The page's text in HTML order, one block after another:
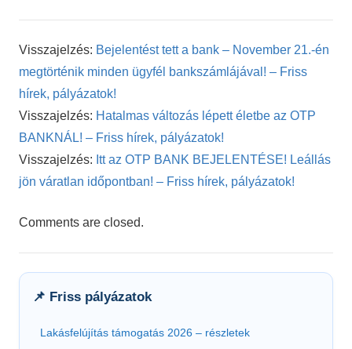
Visszajelzés: Bejelentést tett a bank – November 21.-én
megtörténik minden ügyfél bankszámlájával! – Friss
hírek, pályázatok!
Visszajelzés: Hatalmas változás lépett életbe az OTP
BANKNÁL! – Friss hírek, pályázatok!
Visszajelzés: Itt az OTP BANK BEJELENTÉSE! Leállás
jön váratlan időpontban! – Friss hírek, pályázatok!
Comments are closed.
📌 Friss pályázatok
Lakásfelújítás támogatás 2026 – részletek